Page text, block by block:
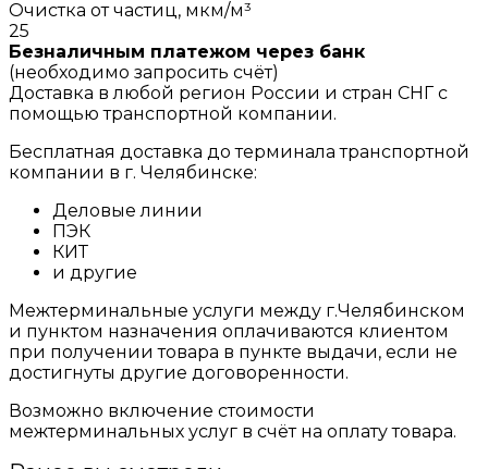
Очистка от частиц, мкм/м³
25
Безналичным платежом через банк
(необходимо запросить счёт)
Доставка в любой регион России и стран СНГ с
помощью транспортной компании.
Бесплатная доставка до терминала транспортной
компании в г. Челябинске:
Деловые линии
ПЭК
КИТ
и другие
Межтерминальные услуги между г.Челябинском
и пунктом назначения оплачиваются клиентом
при получении товара в пункте выдачи, если не
достигнуты другие договоренности.
Возможно включение стоимости
межтерминальных услуг в счёт на оплату товара.